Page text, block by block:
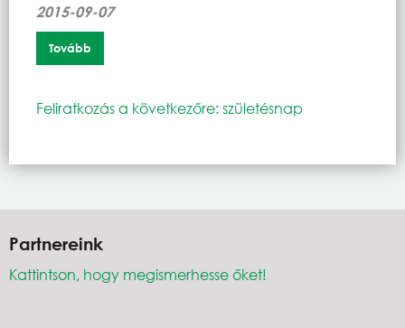
2015-09-07
Tovább
Feliratkozás a következőre: születésnap
Partnereink
Kattintson, hogy megismerhesse őket!